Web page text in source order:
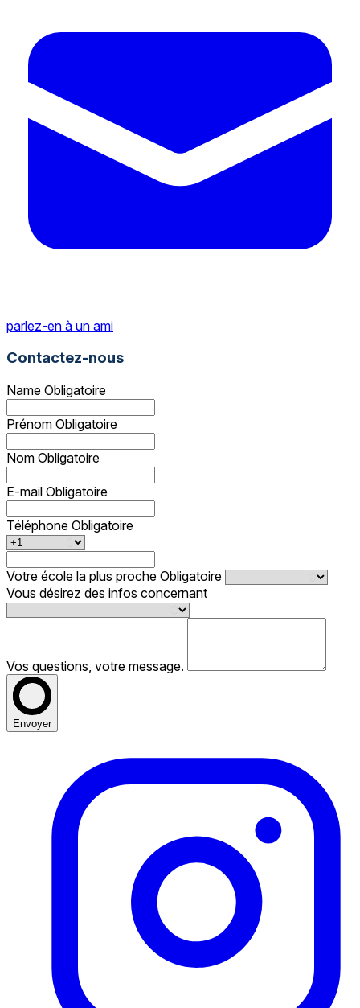
parlez-en à un ami
Contactez-nous
Name Obligatoire
Prénom Obligatoire
Nom Obligatoire
E-mail Obligatoire
Téléphone Obligatoire
Votre école la plus proche Obligatoire
Vous désirez des infos concernant
Vos questions, votre message.
Envoyer